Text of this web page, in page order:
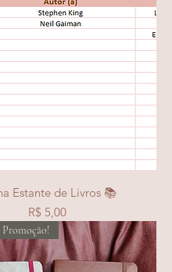
Estante de Livros 📚
Preço
R$ 5,00
Promoção!